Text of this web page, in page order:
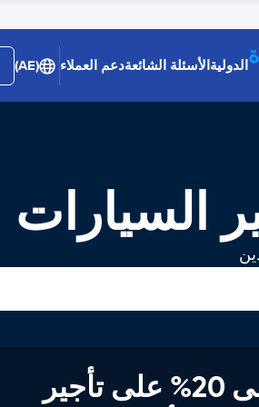
الدوليةالأسئلة الشائعةدعم العملاء (AE)
السيارات
خصم يصل إلى 20% على تأجير